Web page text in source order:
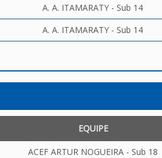
A. A. ITAMARATY - Sub 14
A. A. ITAMARATY - Sub 14
EQUIPE
ACEF ARTUR NOGUEIRA - Sub 18